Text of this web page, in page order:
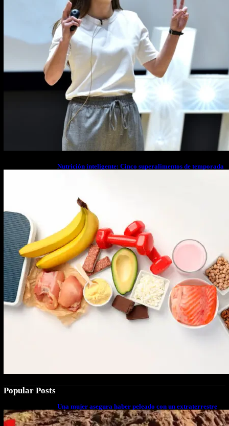
Nutrición inteligente: Cinco superalimentos de temporada
Popular Posts
Una mujer asegura haber peleado con un extraterrestre
cuerpo a cuerpo